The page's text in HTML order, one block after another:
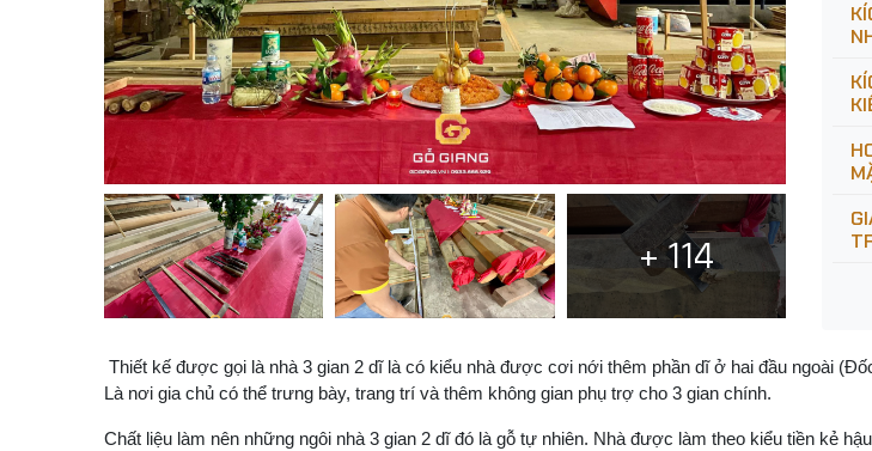
+ 114
Thiết kế được gọi là nhà 3 gian 2 dĩ là có kiểu nhà được cơi nới thêm phần dĩ ở hai đầu ngoài
Là nơi gia chủ có thể trưng bày, trang trí và thêm không gian phụ trợ cho 3 gian chính.
Chất liệu làm nên những ngôi nhà 3 gian 2 dĩ đó là gỗ tự nhiên. Nhà được làm theo kiểu tiền kẻ